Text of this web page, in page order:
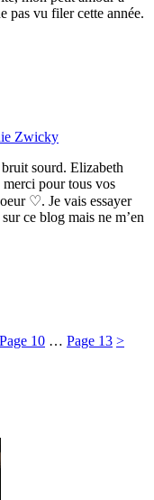
pas vu filer cette année.
Zwicky
sourd. Elizabeth
merci pour tous vos
♡. Je vais essayer
ce blog mais ne m’en
Page 10 … Page 13 >